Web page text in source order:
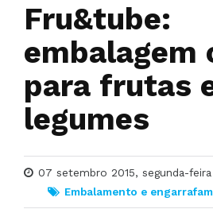
Fru&tube:
embalagem
para frutas
legumes
07 setembro 2015, segunda-feira
Embalamento e